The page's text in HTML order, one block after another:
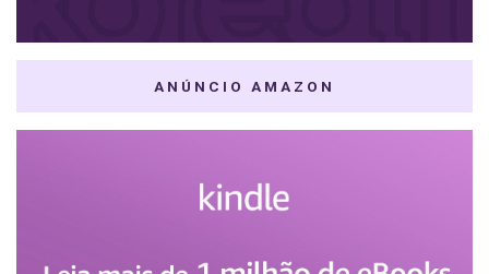
ANÚNCIO AMAZON